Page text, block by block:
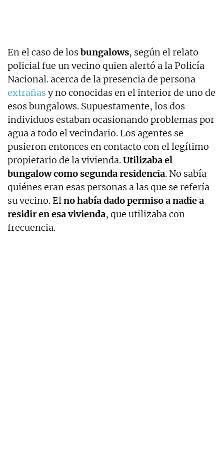
En el caso de los bungalows, según el relato
policial fue un vecino quien alertó a la Policía
Nacional. acerca de la presencia de persona
extrañas y no conocidas en el interior de uno de
esos bungalows. Supuestamente, los dos
individuos estaban ocasionando problemas por
agua a todo el vecindario. Los agentes se
pusieron entonces en contacto con el legítimo
propietario de la vivienda.Utilizaba el
bungalow como segunda residencia. No sabía
quiénes eran esas personas a las que se refería
su vecino. Elno había dado permiso a nadie a
residir en esa vivienda, que utilizaba con
frecuencia.